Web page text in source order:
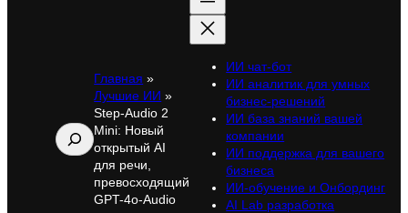
Поиск
Главная »
Лучшие ИИ »
Step-Audio 2
Mini: Новый
открытый AI
для речи,
превосходящий
GPT-4o-Audio
ИИ чат-бот
ИИ аналитик для умных
бизнес-решений
ИИ база знаний вашей
компании
ИИ поддержка для вашего
бизнеса
ИИ-обучение и Онбординг
AI Lab разработка